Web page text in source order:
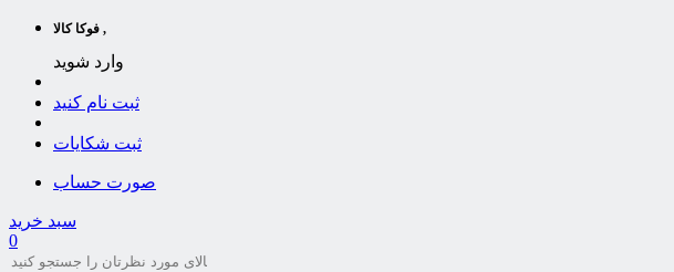
فوکا کالا ,
وارد شوید
ثبت نام کنید
ثبت شکایات
صورت حساب
سبد خرید
0